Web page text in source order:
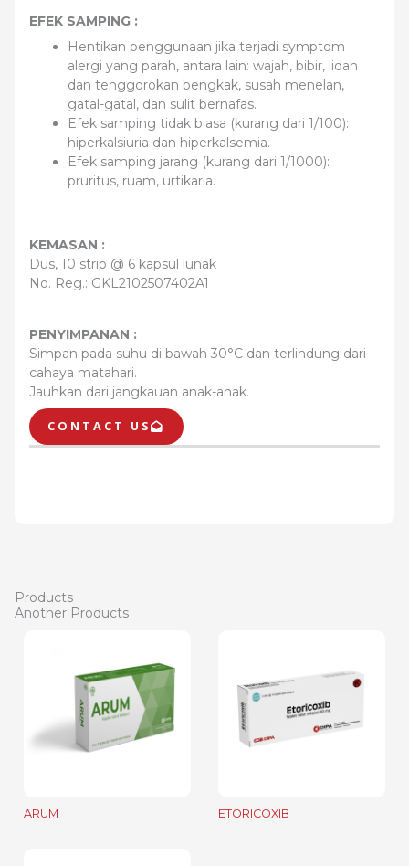
EFEK SAMPING :
Hentikan penggunaan jika terjadi symptom
alergi yang parah, antara lain: wajah, bibir, lidah
dan tenggorokan bengkak, susah menelan,
gatal-gatal, dan sulit bernafas.
Efek samping tidak biasa (kurang dari 1/100):
hiperkalsiuria dan hiperkalsemia.
Efek samping jarang (kurang dari 1/1000):
pruritus, ruam, urtikaria.
KEMASAN :
Dus, 10 strip @ 6 kapsul lunak
No. Reg.: GKL2102507402A1
PENYIMPANAN :
Simpan pada suhu di bawah 30°C dan terlindung dari
cahaya matahari.
Jauhkan dari jangkauan anak-anak.
CONTACT US
Products
Another Products
ARUM ETORICOXIB